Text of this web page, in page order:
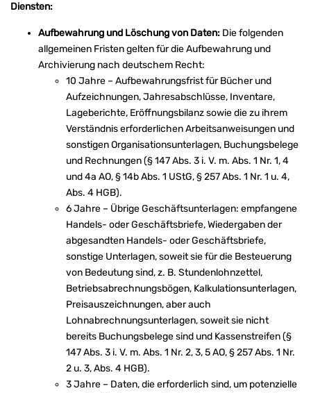
Diensten:
Aufbewahrung und Löschung von Daten: Die folgenden
allgemeinen Fristen gelten für die Aufbewahrung und
Archivierung nach deutschem Recht:
10 Jahre – Aufbewahrungsfrist für Bücher und
Aufzeichnungen, Jahresabschlüsse, Inventare,
Lageberichte, Eröffnungsbilanz sowie die zu ihrem
Verständnis erforderlichen Arbeitsanweisungen und
sonstigen Organisationsunterlagen, Buchungsbelege
und Rechnungen (§ 147 Abs. 3 i. V. m. Abs. 1 Nr. 1, 4
und 4a AO, § 14b Abs. 1 UStG, § 257 Abs. 1 Nr. 1 u. 4,
Abs. 4 HGB).
6 Jahre – Übrige Geschäftsunterlagen: empfangene
Handels- oder Geschäftsbriefe, Wiedergaben der
abgesandten Handels- oder Geschäftsbriefe,
sonstige Unterlagen, soweit sie für die Besteuerung
von Bedeutung sind, z. B. Stundenlohnzettel,
Betriebsabrechnungsbögen, Kalkulationsunterlagen,
Preisauszeichnungen, aber auch
Lohnabrechnungsunterlagen, soweit sie nicht
bereits Buchungsbelege sind und Kassenstreifen (§
147 Abs. 3 i. V. m. Abs. 1 Nr. 2, 3, 5 AO, § 257 Abs. 1 Nr.
2 u. 3, Abs. 4 HGB).
3 Jahre – Daten, die erforderlich sind, um potenzielle